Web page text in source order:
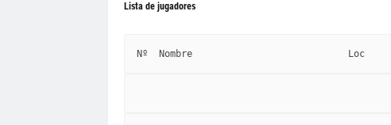
Lista de jugadores
Nº Nombre Loc